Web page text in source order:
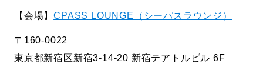
【会場】CPASS LOUNGE（シーパスラウンジ）
〒160-0022
東京都新宿区新宿3-14-20 新宿テアトルビル 6F